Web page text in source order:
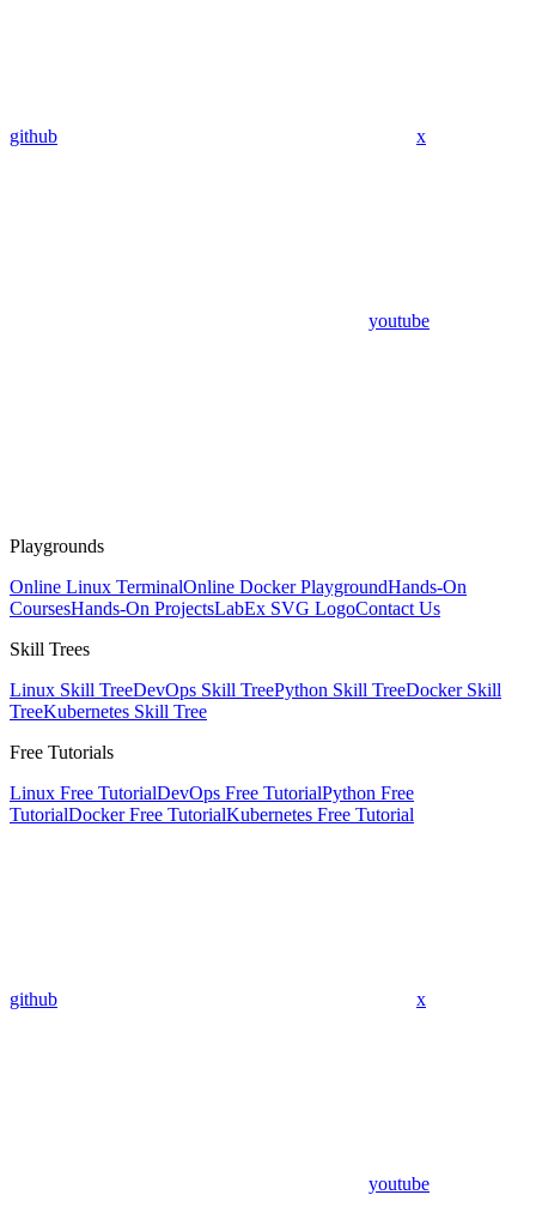
github x
youtube
Playgrounds
Online Linux TerminalOnline Docker PlaygroundHands-On
CoursesHands-On ProjectsLabEx SVG LogoContact Us
Skill Trees
Linux Skill TreeDevOps Skill TreePython Skill TreeDocker Skill
TreeKubernetes Skill Tree
Free Tutorials
Linux Free TutorialDevOps Free TutorialPython Free
TutorialDocker Free TutorialKubernetes Free Tutorial
github x
youtube